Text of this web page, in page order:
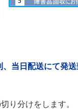
当日配送にて発送
り分けをします。